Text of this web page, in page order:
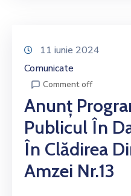
11 iunie 2024
Comunicate
Comment off
Anunț
Publicul În
În Clădirea
Amzei Nr.13